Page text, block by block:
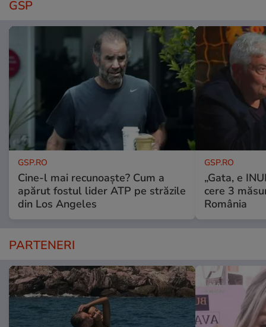
GSP
GSP.RO
Cine-l mai recunoaște? Cum a
apărut fostul lider ATP pe străzile
din Los Angeles
GSP.RO
„Gata, e
cere 3
România
PARTENERI